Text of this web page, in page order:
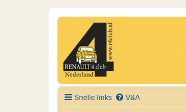
Snelle links V&A